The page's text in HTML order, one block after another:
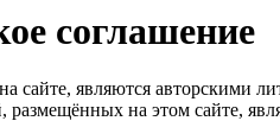
соглашение
сайте, являются авторскими
размещённых на этом сайте,